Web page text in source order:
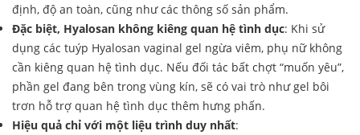
định, độ an toàn, cũng như các thông số sản phẩm.
Đặc biệt, Hyalosan không kiêng quan hệ tình dục: Khi sử
dụng các tuýp Hyalosan vaginal gel ngừa viêm, phụ nữ không
cần kiêng quan hệ tình dục. Nếu đối tác bất chợt “muốn yêu”,
phần gel đang bên trong vùng kín, sẽ có vai trò như gel bôi
trơn hỗ trợ quan hệ tình dục thêm hưng phấn.
Hiệu quả chỉ với một liệu trình duy nhất: